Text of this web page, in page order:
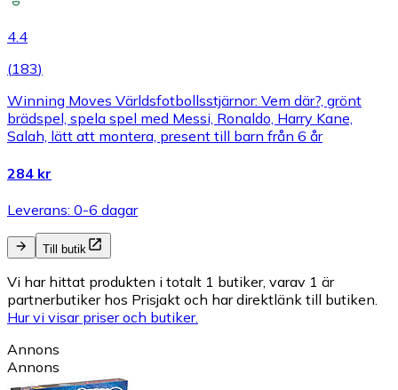
4.4
(183)
Winning Moves Världsfotbollsstjärnor: Vem där?, grönt
brädspel, spela spel med Messi, Ronaldo, Harry Kane,
Salah, lätt att montera, present till barn från 6 år
284 kr
Leverans: 0-6 dagar
Till butik
Vi har hittat produkten i totalt 1 butiker, varav 1 är
partnerbutiker hos Prisjakt och har direktlänk till butiken.
Hur vi visar priser och butiker.
Annons
Annons